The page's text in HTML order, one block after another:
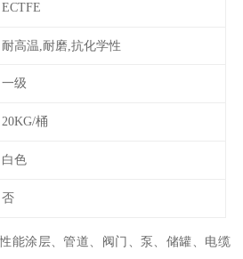
ECTFE
耐高温,耐磨,抗化学性
一级
20KG/桶
白色
否
能涂层、管道、阀门、泵、储罐、电缆